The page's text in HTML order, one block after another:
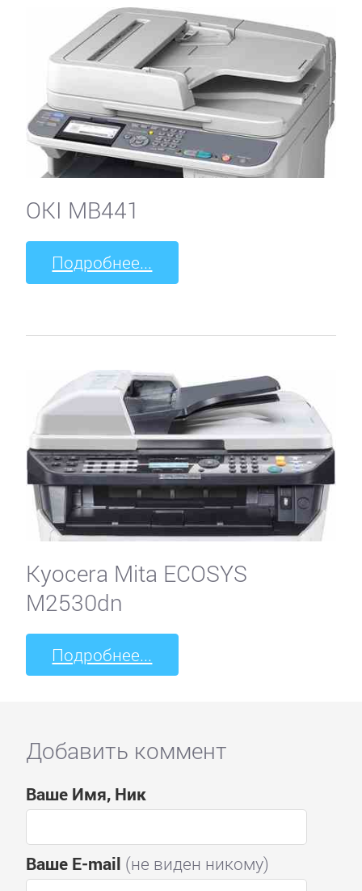
OKI MB441
Подробнее...
Kyocera Mita ECOSYS
M2530dn
Подробнее...
Добавить коммент
Ваше Имя, Ник
Ваше E-mail (не виден никому)